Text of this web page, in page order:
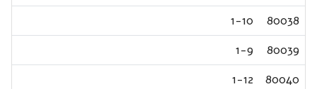
80038
1-10
80039
1-9
80040
1-12